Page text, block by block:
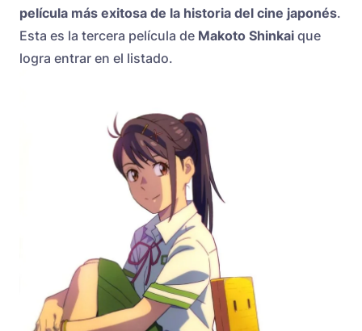
película más exitosa de la historia del cine japonés.
Esta es la tercera película de Makoto Shinkai que
logra entrar en el listado.